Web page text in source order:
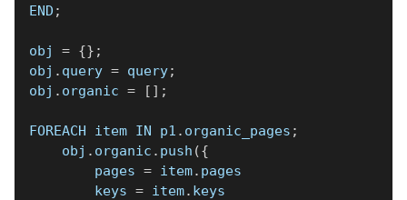
END ;
obj = {} ;
obj . query = query;
obj . organic = [ ] ;
FOREACH item IN p1 . organic_pages ;
    obj
. organic . push ({
        pages
= item. pages
        keys
= item. keys